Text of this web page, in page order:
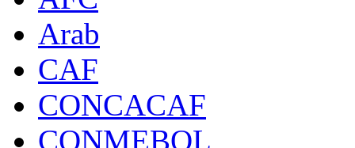
Arab
CAF
CONCACAF
CONMEBOL